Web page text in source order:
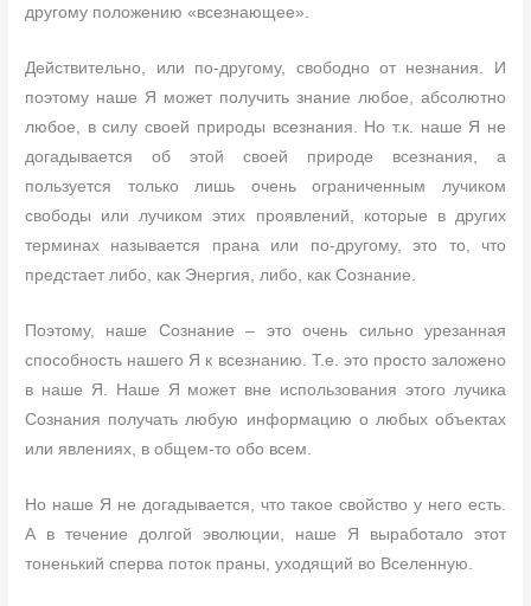
другому положению «всезнающее».
Действительно, или по-другому, свободно от незнания. И
поэтому наше Я может получить знание любое, абсолютно
любое, в силу своей природы всезнания. Но т.к. наше Я не
догадывается об этой своей природе всезнания, а
пользуется только лишь очень ограниченным лучиком
свободы или лучиком этих проявлений, которые в других
терминах называется прана или по-другому, это то, что
предстает либо, как Энергия, либо, как Сознание.
Поэтому, наше Сознание – это очень сильно урезанная
способность нашего Я к всезнанию. Т.е. это просто заложено
в наше Я. Наше Я может вне использования этого лучика
Сознания получать любую информацию о любых объектах
или явлениях, в общем-то обо всем.
Но наше Я не догадывается, что такое свойство у него есть.
А в течение долгой эволюции, наше Я выработало этот
тоненький сперва поток праны, уходящий во Вселенную.